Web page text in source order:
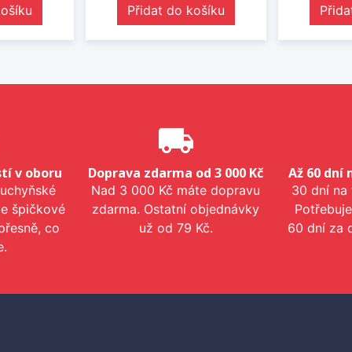
Přidat do košíku
v oboru
špičkové
co
local_shipping
Doprava zdarma od 3 000 Kč
Nad 3 000 Kč máte dopravu
zdarma. Ostatní objednávky
už od 79 Kč.
Až 60 dní
30 dní na
60 dní za